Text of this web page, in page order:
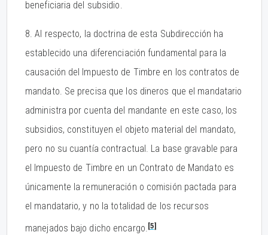
beneficiaria del subsidio.
8. Al respecto, la doctrina de esta Subdirección ha
establecido una diferenciación fundamental para la
causación del Impuesto de Timbre en los contratos de
mandato. Se precisa que los dineros que el mandatario
administra por cuenta del mandante en este caso, los
subsidios, constituyen el objeto material del mandato,
pero no su cuantía contractual. La base gravable para
el Impuesto de Timbre en un Contrato de Mandato es
únicamente la remuneración o comisión pactada para
el mandatario, y no la totalidad de los recursos
manejados bajo dicho encargo.[5]